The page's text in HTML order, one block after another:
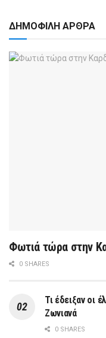
ΔΗΜΟΦΙΛΗ ΑΡΘΡΑ
Φωτιά τώρα στην
0 SHARES
Τι έδειξαν οι
Ζωνιανά
0 SHARES